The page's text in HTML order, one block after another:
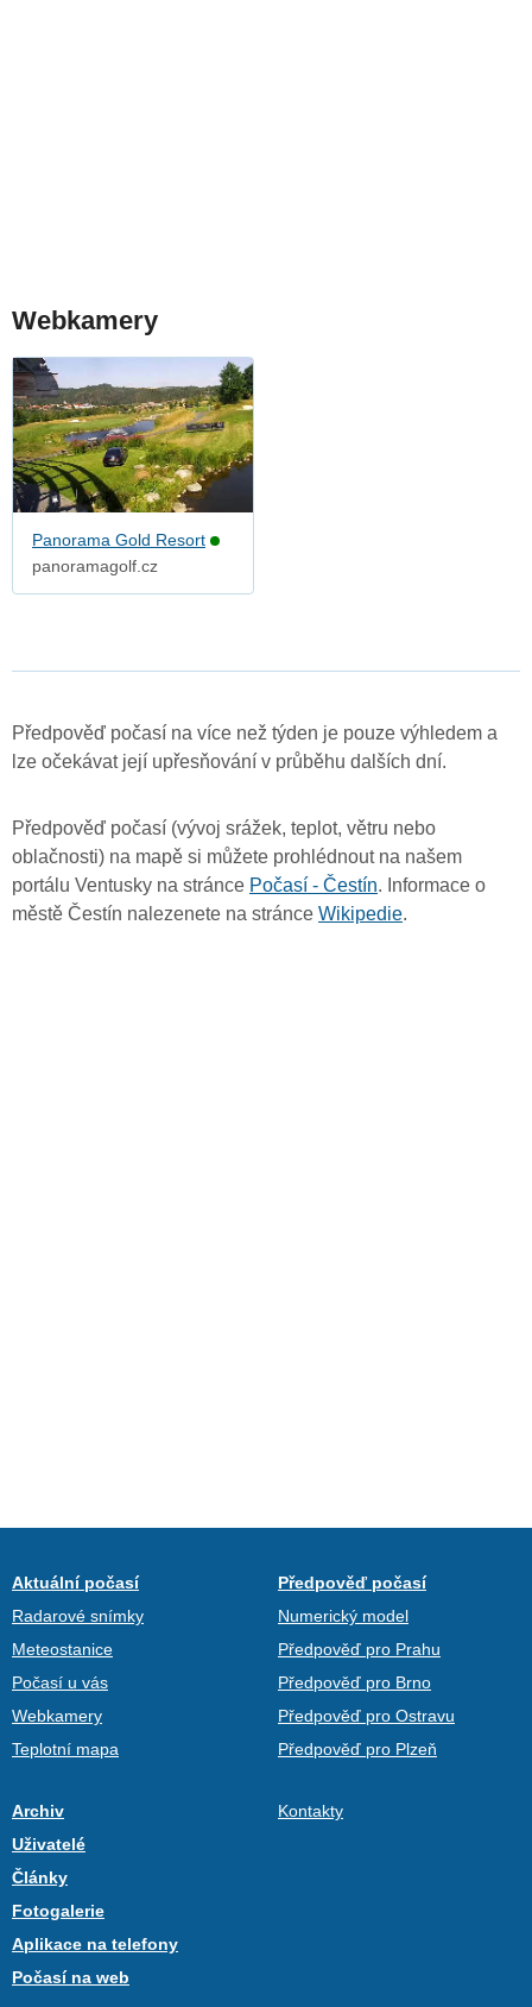
Webkamery
Panorama Gold Resort
panoramagolf.cz
Předpověď počasí na více než týden je pouze výhledem a
lze očekávat její upřesňování v průběhu dalších dní.
Předpověď počasí (vývoj srážek, teplot, větru nebo
oblačnosti) na mapě si můžete prohlédnout na našem
portálu Ventusky na stránce Počasí - Čestín. Informace o
městě Čestín nalezenete na stránce Wikipedie.
Aktuální počasí
Radarové snímky
Meteostanice
Počasí u vás
Webkamery
Teplotní mapa
Předpověď počasí
Numerický model
Předpověď pro Prahu
Předpověď pro Brno
Předpověď pro Ostravu
Předpověď pro Plzeň
Archiv
Uživatelé
Články
Fotogalerie
Aplikace na telefony
Počasí na web
Kontakty